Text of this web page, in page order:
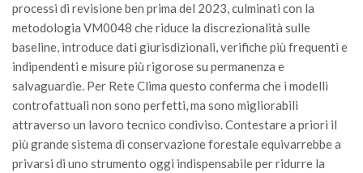
Cartella Stampa
Comunicati
Infografiche
Video
PDF
SISEF Notebook (Rassegna Stampa)
processi di revisione ben prima del 2023, culminati con la
metodologia VM0048 che riduce la discrezionalità sulle
baseline, introduce dati giurisdizionali, verifiche più frequenti e
indipendenti e misure più rigorose su permanenza e
salvaguardie. Per Rete Clima questo conferma che i modelli
controfattuali non sono perfetti, ma sono migliorabili
attraverso un lavoro tecnico condiviso. Contestare a priori il
più grande sistema di conservazione forestale equivarrebbe a
privarsi di uno strumento oggi indispensabile per ridurre la